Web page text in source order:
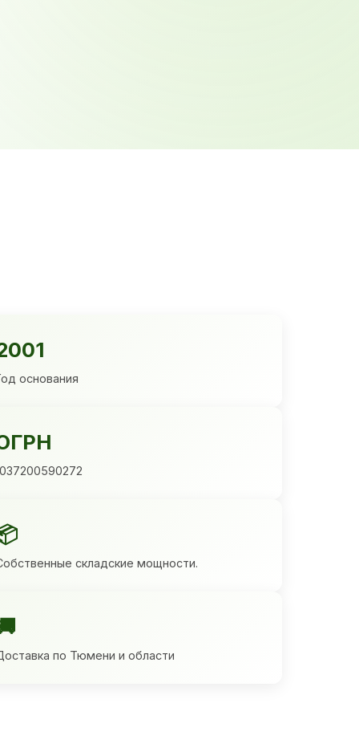
основания
складские мощности.
по Тюмени и области